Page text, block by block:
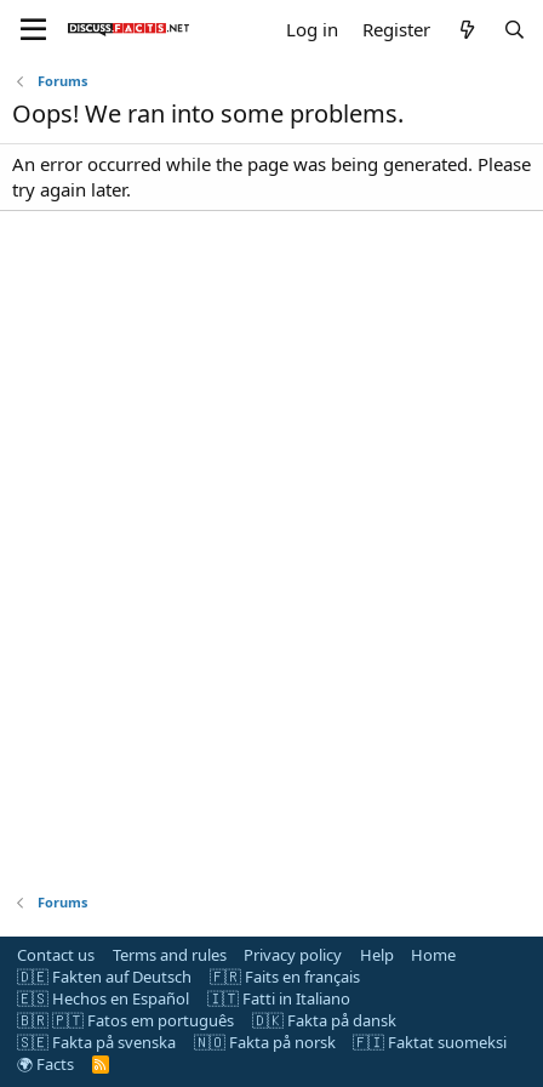
Log in Register
Forums
Oops! We ran into some problems.
An error occurred while the page was being generated. Please
try again later.
Forums
Contact us Terms and rules Privacy policy Help
Home
🇩🇪 Fakten auf Deutsch
🇫🇷 Faits en français
🇪🇸 Hechos en Español
🇮🇹 Fatti in Italiano
🇧🇷 🇵🇹 Fatos em português
🇩🇰 Fakta på dansk
🇸🇪 Fakta på svenska
🇳🇴 Fakta på norsk
🇫🇮 Faktat suomeksi
🌍 Facts
R